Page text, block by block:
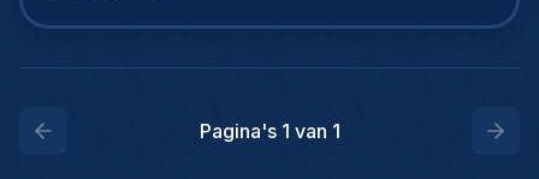
Pagina's 1 van 1